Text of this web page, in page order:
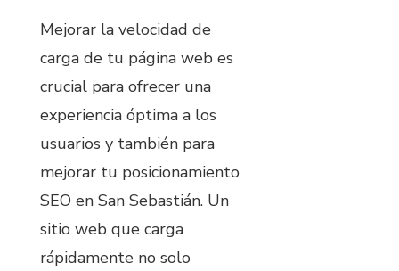
Mejorar la velocidad de
carga de tu página web es
crucial para ofrecer una
experiencia óptima a los
usuarios y también para
mejorar tu posicionamiento
SEO en San Sebastián. Un
sitio web que carga
rápidamente no solo